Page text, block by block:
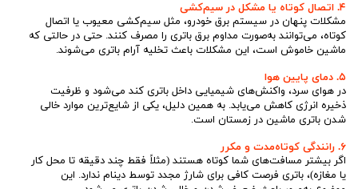
۴. اتصال کوتاه یا مشکل در سیم‌کشی
مشکلات پنهان در سیستم برق خودرو، مثل سیم‌کشی معیوب یا اتصال
کوتاه، می‌توانند به‌صورت مداوم برق باتری را مصرف کنند. حتی در حالتی که
ماشین خاموش است، این مشکلات باعث تخلیه آرام باتری می‌شوند.
۵. دمای پایین هوا
در هوای سرد، واکنش‌های شیمیایی داخل باتری کند می‌شود و ظرفیت
ذخیره انرژی کاهش می‌یابد. به همین دلیل، یکی از شایع‌ترین موارد خالی
شدن باتری ماشین در زمستان است.
۶. رانندگی کوتاه‌مدت و مکرر
اگر بیشتر مسافت‌های شما کوتاه هستند (مثلاً فقط چند دقیقه تا محل کار
یا مغازه)، باتری فرصت کافی برای شارژ مجدد توسط دینام ندارد. این